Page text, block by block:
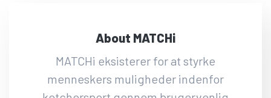
About MATCHi
MATCHi eksisterer for at styrke
menneskers muligheder indenfor